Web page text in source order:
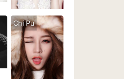
Chi Pu